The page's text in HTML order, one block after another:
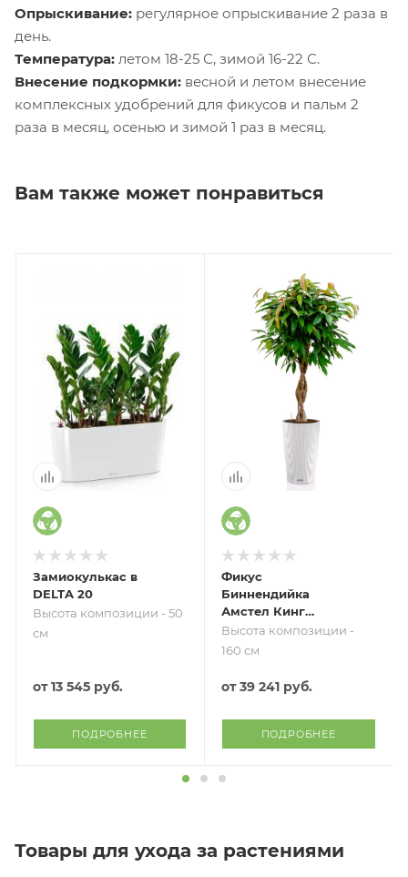
Опрыскивание: регулярное опрыскивание 2 раза в
день.
Температура: летом 18-25 С, зимой 16-22 С.
Внесение подкормки: весной и летом внесение
комплексных удобрений для фикусов и пальм 2
раза в месяц, осенью и зимой 1 раз в месяц.
Вам также может понравиться
Замиокулькас в
DELTA 20
Высота композиции - 50
см
от13 545 руб.
ПОДРОБНЕЕ
Фикус
Биннендийка
Амстел Кинг
переплетенный
27/140 см в
Высота композиции -
160 см
от39 241 руб.
ПОДРОБНЕЕ
Товары для ухода за растениями